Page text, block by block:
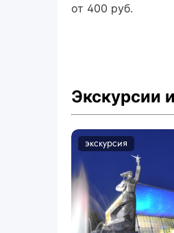
от 400 руб.
Экскурсии
экскурсия